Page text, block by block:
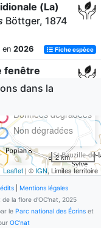
(La)
Böttger, 1874
en 2026 Fiche espèce
fenêtre
(Linnaeus,
en2022 Fiche espèce
(Le)
(Laurenti,
en2025 Fiche espèce
dans la
Données dégradées
Non dégradées
2 km
Leaflet | © IGN, Limites territoire
| Mentions légales
la flore d'OC'nat, 2025
le Parc national des Écrins et
OC'nat